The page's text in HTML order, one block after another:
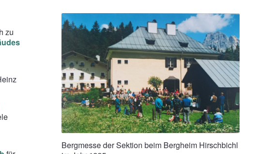
zu
Bergmesse der Sektion beim Bergheim Hirschbichl